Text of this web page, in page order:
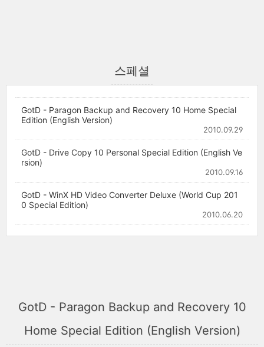
스페셜
GotD - Paragon Backup and Recovery 10 Home Special
Edition (English Version)
2010.09.29
GotD - Drive Copy 10 Personal Special Edition (English Ve
rsion)
2010.09.16
GotD - WinX HD Video Converter Deluxe (World Cup 201
0 Special Edition)
2010.06.20
GotD - Paragon Backup and Recovery 10
Home Special Edition (English Version)